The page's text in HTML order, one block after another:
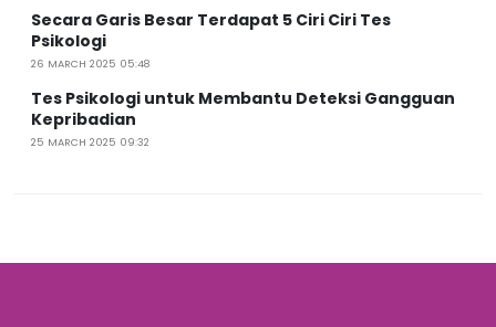
Secara Garis Besar Terdapat 5 Ciri Ciri Tes
Psikologi
26 MARCH 2025 05:48
Tes Psikologi untuk Membantu Deteksi Gangguan
Kepribadian
25 MARCH 2025 09:32